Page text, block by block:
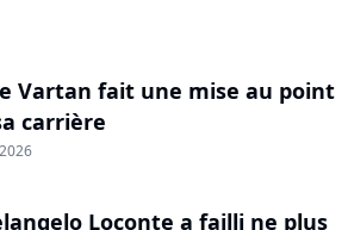
Vartan fait une mise au point
carrière
Loconte a failli ne plus